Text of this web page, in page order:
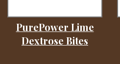
PurePower Lime
Dextrose Bites